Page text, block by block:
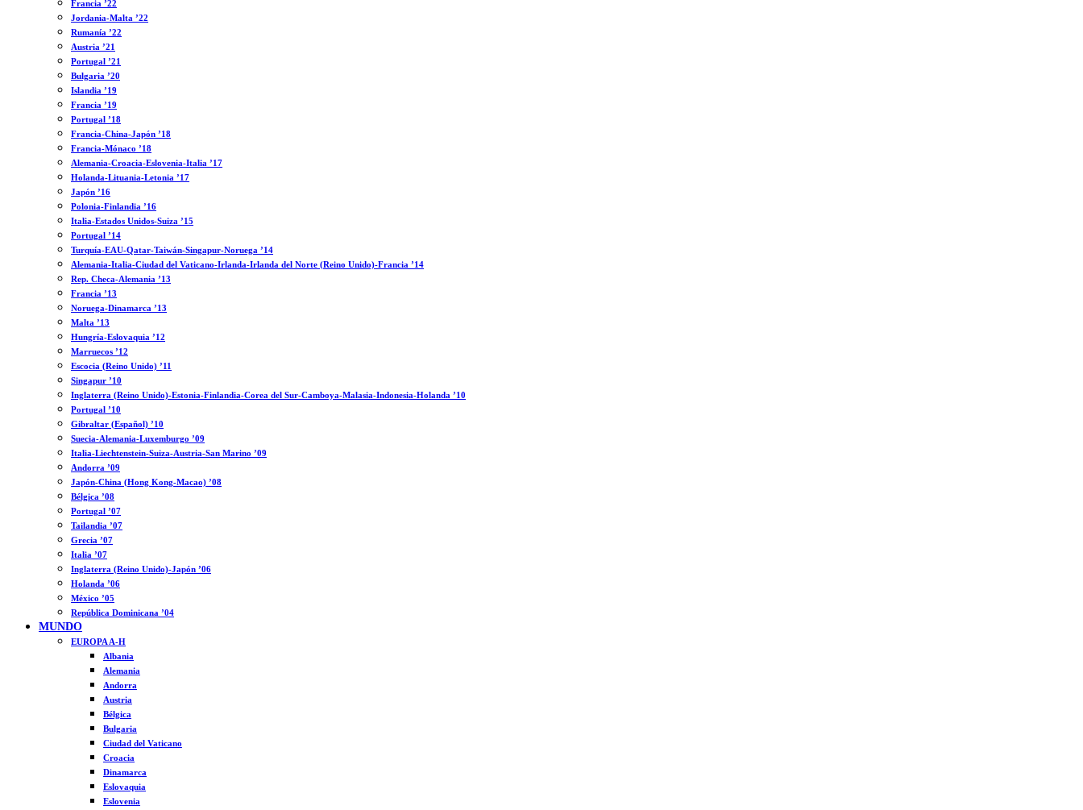
Francia ’22
Jordania-Malta ’22
Rumanía ’22
Austria ’21
Portugal ’21
Bulgaria ’20
Islandia ’19
Francia ’19
Portugal ’18
Francia-China-Japón ’18
Francia-Mónaco ’18
Alemania-Croacia-Eslovenia-Italia ’17
Holanda-Lituania-Letonia ’17
Japón ’16
Polonia-Finlandia ’16
Italia-Estados Unidos-Suiza ’15
Portugal ’14
Turquía-EAU-Qatar-Taiwán-Singapur-Noruega ’14
Alemania-Italia-Ciudad del Vaticano-Irlanda-Irlanda del Norte (Reino Unido)-Francia ’14
Rep. Checa-Alemania ’13
Francia ’13
Noruega-Dinamarca ’13
Malta ’13
Hungría-Eslovaquia ’12
Marruecos ’12
Escocia (Reino Unido) ’11
Singapur ’10
Inglaterra (Reino Unido)-Estonia-Finlandia-Corea del Sur-Camboya-Malasia-Indonesia-Holanda ’10
Portugal ’10
Gibraltar (Español) ’10
Suecia-Alemania-Luxemburgo ’09
Italia-Liechtenstein-Suiza-Austria-San Marino ’09
Andorra ’09
Japón-China (Hong Kong-Macao) ’08
Bélgica ’08
Portugal ’07
Tailandia ’07
Grecia ’07
Italia ’07
Inglaterra (Reino Unido)-Japón ’06
Holanda ’06
México ’05
República Dominicana ’04
MUNDO
EUROPA A-H
Albania
Alemania
Andorra
Austria
Bélgica
Bulgaria
Ciudad del Vaticano
Croacia
Dinamarca
Eslovaquia
Eslovenia